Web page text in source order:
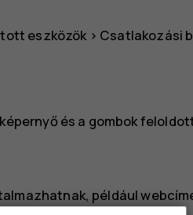
eszközök> Csatlakozási
és a gombok
például